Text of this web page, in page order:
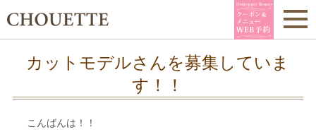
カットモデルさんを募集していま
す！！
こんばんは！！